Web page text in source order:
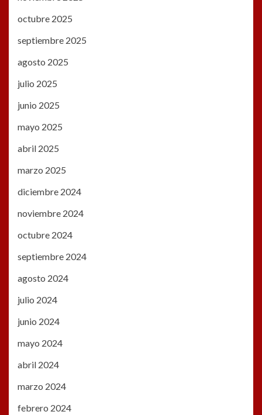
octubre 2025
septiembre 2025
agosto 2025
julio 2025
junio 2025
mayo 2025
abril 2025
marzo 2025
diciembre 2024
noviembre 2024
octubre 2024
septiembre 2024
agosto 2024
julio 2024
junio 2024
mayo 2024
abril 2024
marzo 2024
febrero 2024